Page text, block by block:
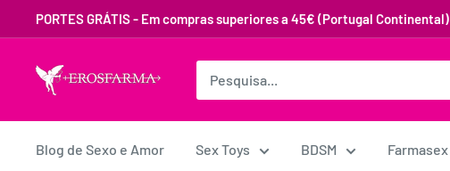
PORTES GRÁTIS - Em compras superiores a 45€ (Portugal Continental)
Blog de Sexo e Amor Sex Toys BDSM Farmasex